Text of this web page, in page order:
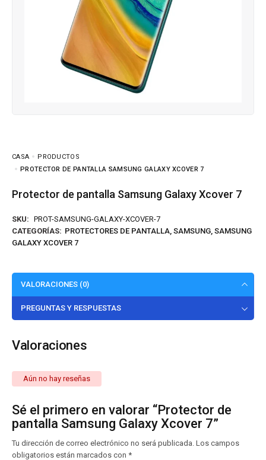
CASA
PRODUCTOS
PROTECTOR DE PANTALLA SAMSUNG GALAXY XCOVER 7
Protector de pantalla Samsung Galaxy Xcover 7
SKU: PROT-SAMSUNG-GALAXY-XCOVER-7
CATEGORÍAS: PROTECTORES DE PANTALLA, SAMSUNG, SAMSUNG
GALAXY XCOVER 7
VALORACIONES (0)
PREGUNTAS Y RESPUESTAS
Valoraciones
Aún no hay reseñas
Sé el primero en valorar “Protector de
pantalla Samsung Galaxy Xcover 7”
Tu dirección de correo electrónico no será publicada. Los campos
obligatorios están marcados con *